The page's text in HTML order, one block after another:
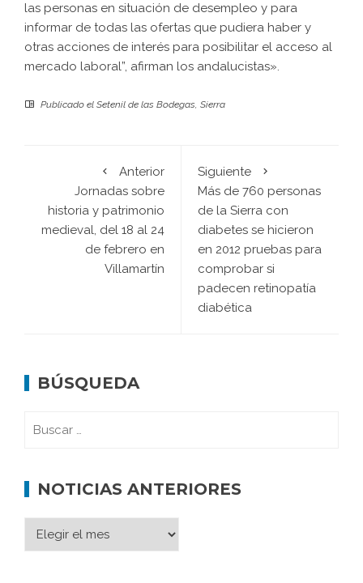
las personas en situación de desempleo y para
informar de todas las ofertas que pudiera haber y
otras acciones de interés para posibilitar el acceso al
mercado laboral”, afirman los andalucistas».
Publicado el Setenil de las Bodegas, Sierra
Anterior
Jornadas sobre
historia y patrimonio
medieval, del 18 al 24
de febrero en
Villamartín
Siguiente
Más de 760 personas
de la Sierra con
diabetes se hicieron
en 2012 pruebas para
comprobar si
padecen retinopatía
diabética
BÚSQUEDA
NOTICIAS ANTERIORES